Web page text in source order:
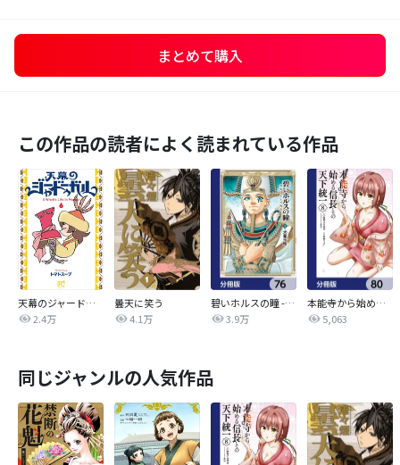
まとめて購入
この作品の読者によく読まれている作品
天幕のジャードゥーガル
2.4万
曇天に笑う
4.1万
碧いホルスの瞳 -男装の女王の物語-【分冊版】
3.9万
本能寺から始める信長との天下統一【分冊版】
5,063
同じジャンルの人気作品